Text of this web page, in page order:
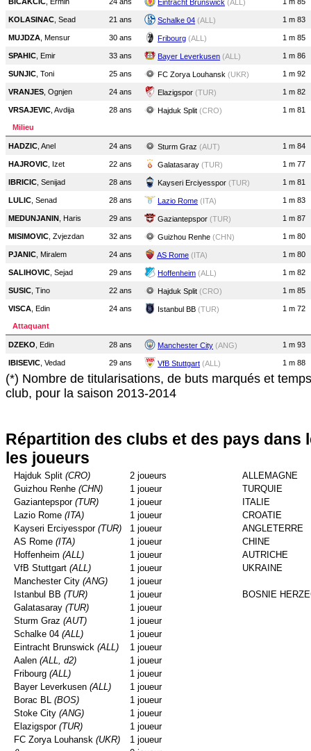
Eintracht Brunswick (ALL)
KOLASINAC , Sead 21 ans Schalke 04 (ALL) 1 m 83
MUJDZA , Mensur 30 ans Fribourg (ALL) 1 m 85
SPAHIC , Emir 33 ans Bayer Leverkusen (ALL) 1 m 86
SUNJIC , Toni 25 ans FC Zorya Louhansk (UKR) 1 m 92
VRANJES , Ognjen 24 ans Elazigspor (TUR) 1 m 82
VRSAJEVIC , Avdija 28 ans Hajduk Split (CRO) 1 m 81
Milieu
HADZIC , Anel 24 ans Sturm Graz (AUT) 1 m 84
HAJROVIC , Izet 22 ans Galatasaray (TUR) 1 m 77
IBRICIC , Senijad 28 ans Kayseri Erciyesspor (TUR) 1 m 81
LULIC , Senad 28 ans Lazio Rome (ITA) 1 m 83
MEDUNJANIN , Haris 29 ans Gaziantepspor (TUR) 1 m 87
MISIMOVIC , Zvjezdan 32 ans Guizhou Renhe (CHN) 1 m 80
PJANIC , Miralem 24 ans AS Rome (ITA) 1 m 80
SALIHOVIC , Sejad 29 ans Hoffenheim (ALL) 1 m 82
SUSIC , Tino 22 ans Hajduk Split (CRO) 1 m 85
VISCA , Edin 24 ans Istanbul BB (TUR) 1 m 72
Attaquant
DZEKO , Edin 28 ans Manchester City (ANG) 1 m 93
IBISEVIC , Vedad 29 ans VfB Stuttgart (ALL) 1 m 88
(*) Nombre de titularisations, de buts marqués et
club, pour la saison 2013-2014
Répartition des clubs et des pays dans
les joueurs
Hajduk Split (CRO)
2 joueurs
Guizhou Renhe (CHN)
1 joueur
Gaziantepspor (TUR)
1 joueur
Lazio Rome (ITA)
1 joueur
Kayseri Erciyesspor (TUR)
1 joueur
AS Rome (ITA)
1 joueur
Hoffenheim (ALL)
1 joueur
VfB Stuttgart (ALL)
1 joueur
Manchester City (ANG)
1 joueur
Istanbul BB (TUR)
1 joueur
Galatasaray (TUR)
1 joueur
Sturm Graz (AUT)
1 joueur
Schalke 04 (ALL)
1 joueur
Eintracht Brunswick (ALL)
1 joueur
Aalen (ALL, d2)
1 joueur
Fribourg (ALL)
1 joueur
Bayer Leverkusen (ALL)
1 joueur
Borac BL (BOS)
1 joueur
Stoke City (ANG)
1 joueur
Elazigspor (TUR)
1 joueur
FC Zorya Louhansk (UKR)
1 joueur
ALLEMAGNE
TURQUIE
ITALIE
CROATIE
ANGLETERRE
CHINE
AUTRICHE
UKRAINE
BOSNIE